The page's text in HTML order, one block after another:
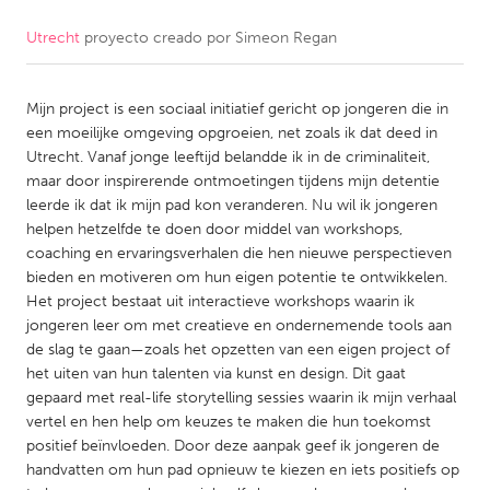
CANADA
Kitchener-Waterloo
New Glasgow
Newmarket
Ottawa
South Shore
Toronto
MALAYSIA
NETHERLANDS
Rotterdam
Utrecht
Utrecht proyecto creado por Simeon Regan
Mijn project is een sociaal initiatief gericht op jongeren die in
een moeilijke omgeving opgroeien, net zoals ik dat deed in
Utrecht. Vanaf jonge leeftijd belandde ik in de criminaliteit,
maar door inspirerende ontmoetingen tijdens mijn detentie
leerde ik dat ik mijn pad kon veranderen. Nu wil ik jongeren
helpen hetzelfde te doen door middel van workshops,
coaching en ervaringsverhalen die hen nieuwe perspectieven
bieden en motiveren om hun eigen potentie te ontwikkelen.
Het project bestaat uit interactieve workshops waarin ik
jongeren leer om met creatieve en ondernemende tools aan
de slag te gaan—zoals het opzetten van een eigen project of
het uiten van hun talenten via kunst en design. Dit gaat
gepaard met real-life storytelling sessies waarin ik mijn verhaal
vertel en hen help om keuzes te maken die hun toekomst
positief beïnvloeden. Door deze aanpak geef ik jongeren de
handvatten om hun pad opnieuw te kiezen en iets positiefs op